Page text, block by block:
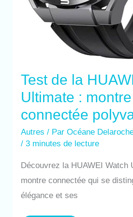
Test de la
Ultimate : montre
connectée
Autres / ParOcéane
/3 minutes de lecture
Découvrez la HUAWEI Watch
montre connectée qui se
élégance et ses